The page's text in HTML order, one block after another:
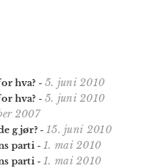
hva? - 5. juni 2010
hva? - 5. juni 2010
2007
gjør?- 15. juni 2010
parti - 1. mai 2010
parti - 1. mai 2010